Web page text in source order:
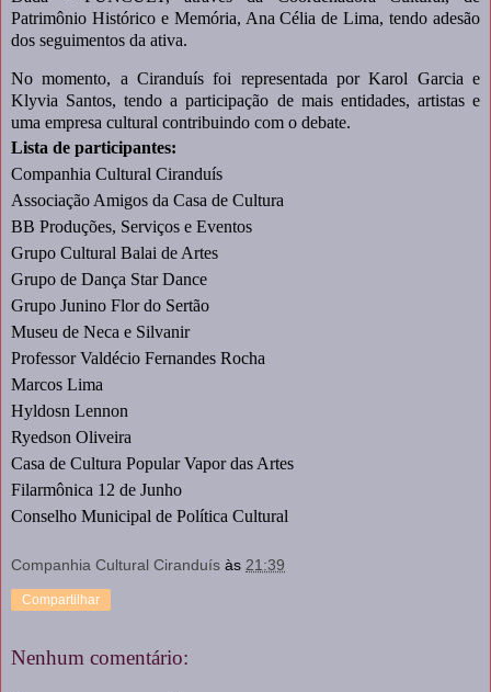
Patrimônio Histórico e Memória, Ana Célia de Lima, tendo adesão
dos seguimentos da ativa.
No momento, a Ciranduís foi representada por Karol Garcia e
Klyvia Santos, tendo a participação de mais entidades, artistas e
uma empresa cultural contribuindo com o debate.
Lista de participantes:
Companhia Cultural Ciranduís
Associação Amigos da Casa de Cultura
BB Produções, Serviços e Eventos
Grupo Cultural Balai de Artes
Grupo de Dança Star Dance
Grupo Junino Flor do Sertão
Museu de Neca e Silvanir
Professor Valdécio Fernandes Rocha
Marcos Lima
Hyldosn Lennon
Ryedson Oliveira
Casa de Cultura Popular Vapor das Artes
Filarmônica 12 de Junho
Conselho Municipal de Política Cultural
Companhia Cultural Ciranduís às 21:39
Compartilhar
Nenhum comentário: